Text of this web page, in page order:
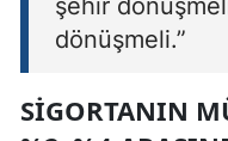
şehir
dönüşmeli.”
SIGORTANIN